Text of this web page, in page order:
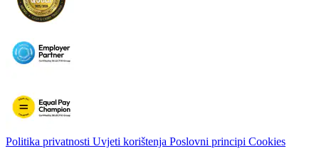
Politika privatnosti Uvjeti korištenja Poslovni principi Cookies